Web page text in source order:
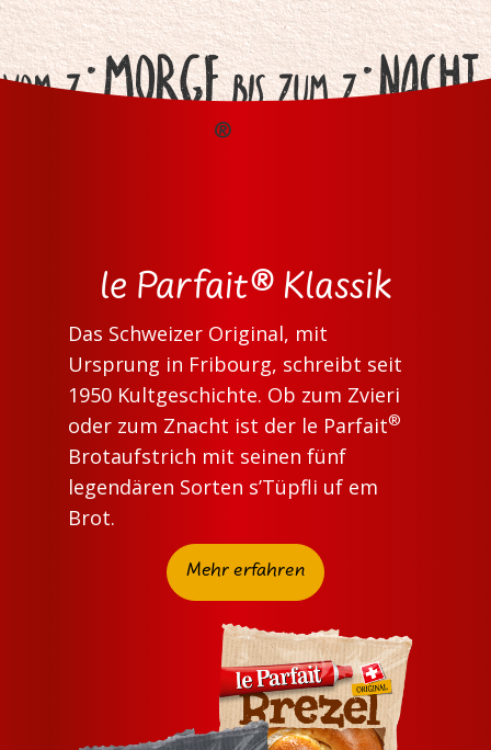
mehr erfahren
vom z
.Morgebis zumZ
.Nacht
®
le Parfait® Klassik
Das Schweizer Original, mit
Ursprung in Fribourg, schreibt seit
1950 Kultgeschichte. Ob zum Zvieri
oder zum Znacht ist der le Parfait®
Brotaufstrich mit seinen fünf
legendären Sorten s’Tüpfli uf em
Brot.
Mehr erfahren